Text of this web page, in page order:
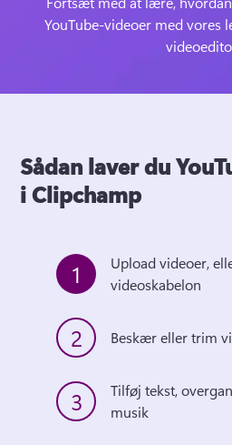
YouTube-videoer med vores
Sådan laver du
i Clipchamp
1
Upload videoer,
videoskabelon
2 Beskær eller trim
3
Tilføj tekst,
musik